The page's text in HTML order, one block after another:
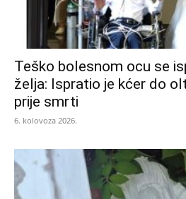
Teško bolesnom ocu se
želja: Ispratio je kćer do
prije smrti
6. kolovoza 2026.